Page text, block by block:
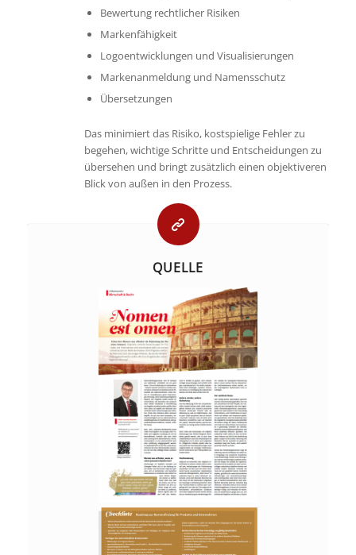
Bewertung rechtlicher Risiken
Markenfähigkeit
Logoentwicklungen und Visualisierungen
Markenanmeldung und Namensschutz
Übersetzungen
Das minimiert das Risiko, kostspielige Fehler zu
begehen, wichtige Schritte und Entscheidungen zu
übersehen und bringt zusätzlich einen objektiveren
Blick von außen in den Prozess.
QUELLE